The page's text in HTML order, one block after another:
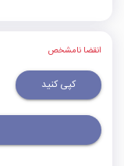
انقضا نامشخص
کپی کنید